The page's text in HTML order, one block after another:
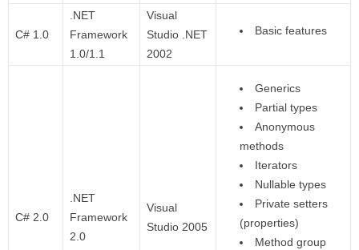
C# 1.0
.NET
Framework
1.0/1.1
Visual
Studio .NET
2002
Basic features
C# 2.0
.NET
Framework
2.0
Visual
Studio 2005
Generics
Partial types
Anonymous
methods
Iterators
Nullable types
Private setters
(properties)
Method group